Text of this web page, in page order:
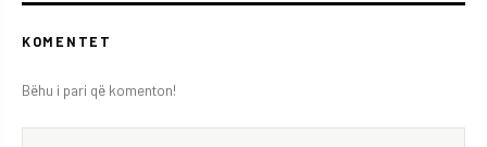
KOMENTET
Bëhu i pari që komenton!